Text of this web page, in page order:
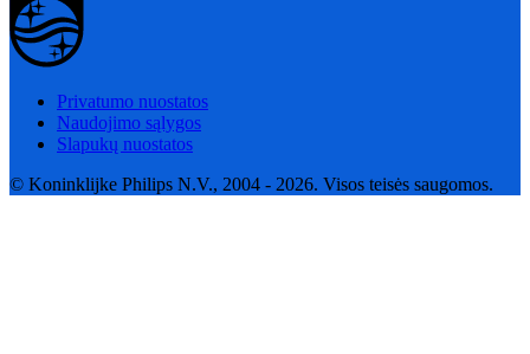
Privatumo nuostatos
Naudojimo sąlygos
Slapukų nuostatos
© Koninklijke Philips N.V., 2004 - 2026. Visos teisės saugomos.